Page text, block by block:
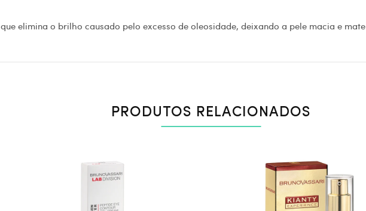
elimina o brilho causado pelo excesso de oleosidade, deixando a pele macia e mate.
PRODUTOS RELACIONADOS